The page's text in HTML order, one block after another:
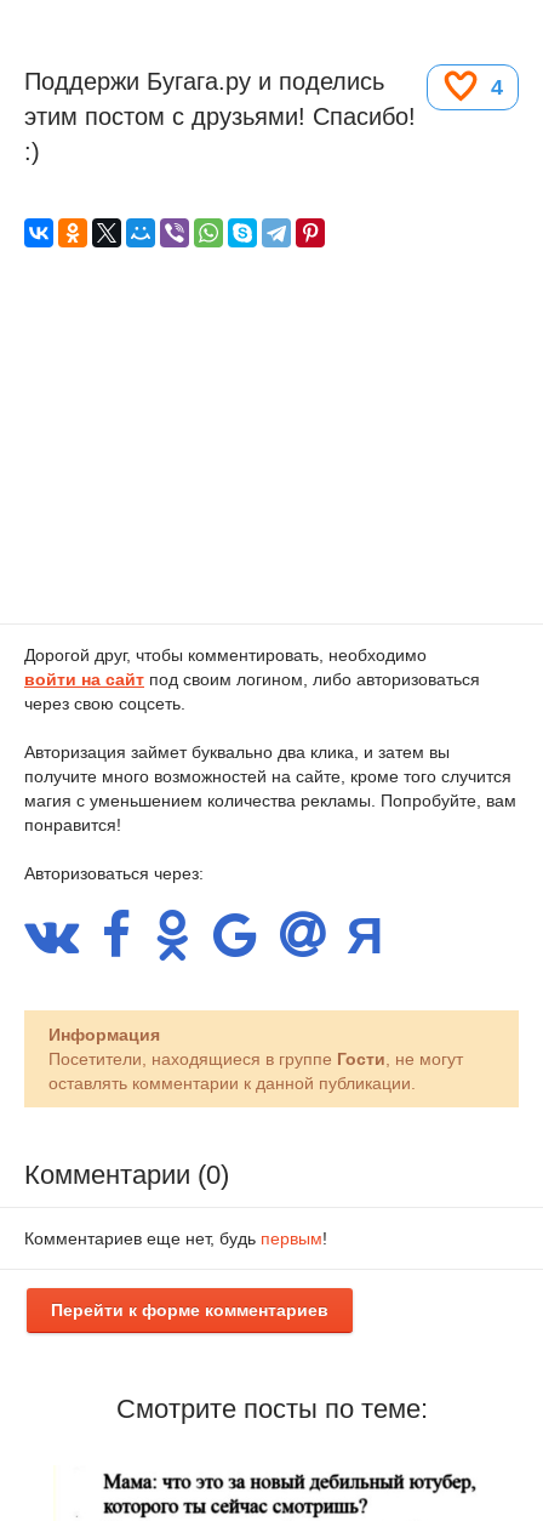
4
Поддержи Бугага.ру и поделись
этим постом с друзьями! Спасибо!
:)
Дорогой друг, чтобы комментировать, необходимо
войти на сайт под своим логином, либо авторизоваться
через свою соцсеть.
Авторизация займет буквально два клика, и затем вы
получите много возможностей на сайте, кроме того случится
магия с уменьшением количества рекламы. Попробуйте, вам
понравится!
Авторизоваться через:
Информация
Посетители, находящиеся в группе Гости , не могут
оставлять комментарии к данной публикации.
Комментарии (0)
Комментариев еще нет, будь первым!
Перейти к форме комментариев
Смотрите посты по теме: